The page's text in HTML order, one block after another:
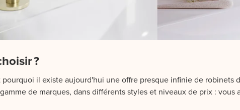
?
il existe aujourd'hui une offre presque infinie de robinets
de marques, dans différents styles et niveaux de prix : vous